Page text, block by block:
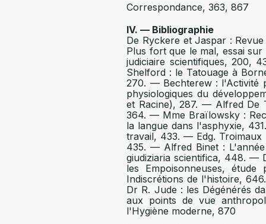
Correspondance, 363, 867
IV. — Bibliographie
De Ryckere et Jaspar :
Plus fort que le mal, essai
judiciaire scientifiques,
Shelford : le Tatouage à
270. — Bechterew : l'Activité
physiologiques du
et Racine), 287. — Alfred De
364. — Mme Braïlowsky :
la langue dans l'asphyxie,
travail, 433. — Edg. Troimaux
435. — Alfred Binet :
giudiziaria scientifica, 448. —
les Empoisonneuses,
Indiscrétions de l'histoire,
Dr R. Jude : les Dégénérés
aux points de vue
l'Hygiène moderne, 870